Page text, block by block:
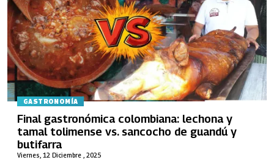
GASTRONOMÍA
Viernes, 12 Diciembre , 2025
Final gastronómica colombiana: lechona y
tamal tolimense vs. sancocho de guandú y
butifarra